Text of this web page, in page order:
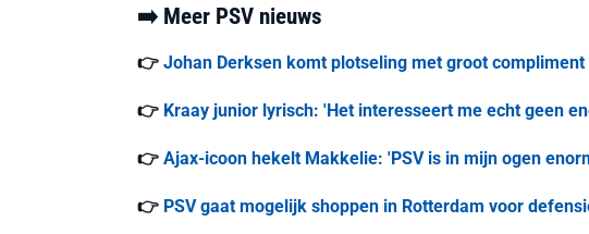
➡️ Meer PSV nieuws
👉 Johan Derksen komt plotseling met groot compliment
👉 Kraay junior lyrisch: 'Het interesseert me echt geen
👉 Ajax-icoon hekelt Makkelie: 'PSV is in mijn ogen
👉 PSV gaat mogelijk shoppen in Rotterdam voor